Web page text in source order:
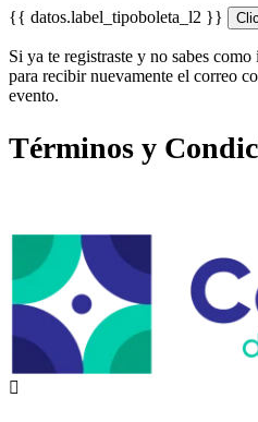
{{ datos.label_tipoboleta_l2 }}
Si ya te registraste y no sabes
para recibir nuevamente el correo
evento.
Términos y